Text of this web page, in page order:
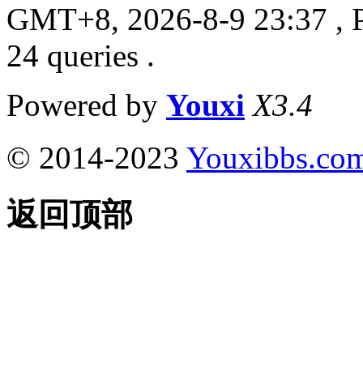
GMT+8, 2026-8-9 23:37 ,
24 queries .
Powered by Youxi X3.4
© 2014-2023
返回顶部